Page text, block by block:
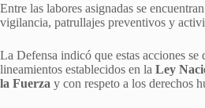
Entre las labores asignadas se
vigilancia, patrullajes preventivos y
La Defensa indicó que estas acciones se
lineamientos establecidos en la Ley
la Fuerza y con respeto a los derechos